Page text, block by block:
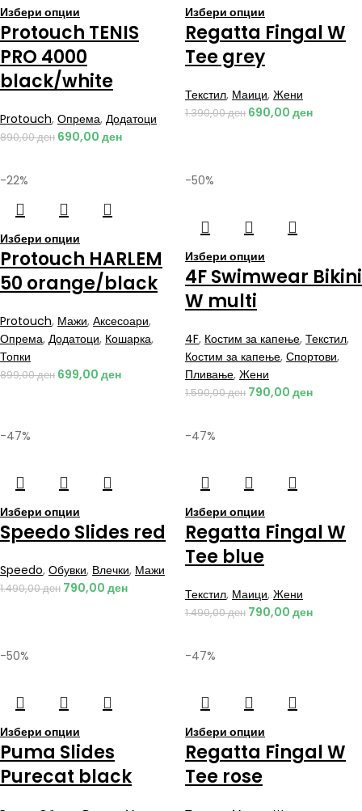
Избери опции
Protouch TENIS
PRO 4000
black/white
Protouch, Опрема, Додатоци
890,00ден 690,00 ден
Избери опции
Regatta Fingal W
Tee grey
Текстил, Маици, Жени
1.390,00ден 690,00 ден
-22%
Избери опции
Protouch HARLEM
50 orange/black
Protouch, Мажи, Аксесоари,
Опрема, Додатоци, Кошарка,
Топки
899,00ден 699,00 ден
-50%
Избери опции
4F Swimwear Bikini
W multi
4F, Костим за капење, Текстил,
Костим за капење, Спортови,
Пливање, Жени
1.590,00ден 790,00 ден
-47%
Избери опции
Speedo Slides red
Speedo, Обувки, Влечки, Мажи
1.490,00ден 790,00 ден
-47%
Избери опции
Regatta Fingal W
Tee blue
Текстил, Маици, Жени
1.490,00ден 790,00 ден
-50%
Избери опции
Puma Slides
Purecat black
-47%
Избери опции
Regatta Fingal W
Tee rose